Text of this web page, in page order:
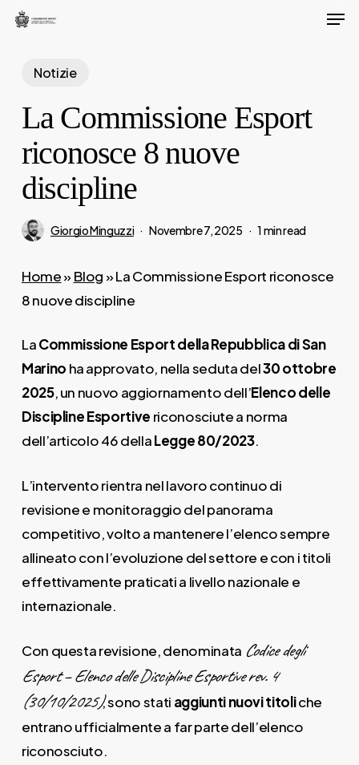
Skip
content
Notizie
La Commissione Esport
riconosce 8 nuove
discipline
Giorgio Minguzzi Novembre 7, 2025 1 min read
Home» Blog»La Commissione Esport riconosce
8 nuove discipline
LaCommissione Esport della Repubblica di San
Marino ha approvato, nella seduta del30 ottobre
2025, un nuovo aggiornamento dell’Elenco delle
Discipline Esportive riconosciute a norma
dell’articolo 46 dellaLegge 80/2023.
L’intervento rientra nel lavoro continuo di
revisione e monitoraggio del panorama
competitivo, volto a mantenere l’elenco sempre
allineato con l’evoluzione del settore e con i titoli
effettivamente praticati a livello nazionale e
internazionale.
Con questa revisione, denominata Codice degli
Esport – Elenco delle Discipline Esportive rev. 4
(30/10/2025), sono stati aggiunti nuovi titoliche
entrano ufficialmente a far parte dell’elenco
riconosciuto.